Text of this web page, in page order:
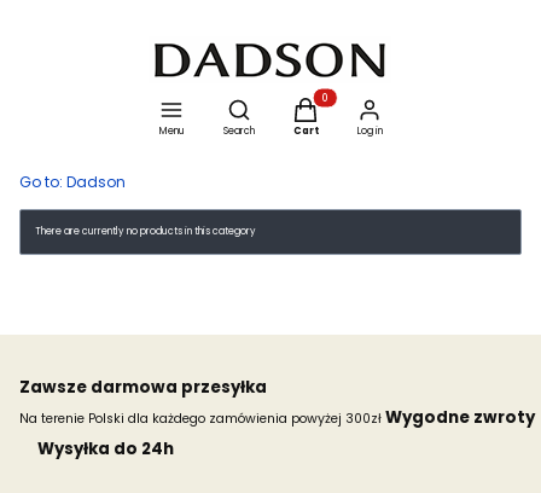
Menu
Open search engine
Search
Products in the cart: 0. See details
Cart Log in
Go to: Dadson
List of products
There are currently no products in this category
Zawsze darmowa przesyłka
Na terenie Polski dla każdego zamówienia powyżej 300zł Wygodne zwroty
Wysyłka do 24h